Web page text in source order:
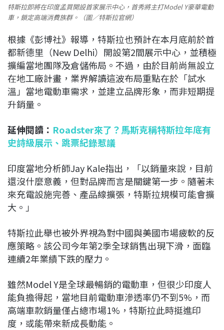
特斯拉即將在印度孟買開設首家展示中心，首秀將主打Model Y豪華電動
車，鎖定高端消費族群。（圖／特斯拉官網）
根據《彭博社》報導，特斯拉也預計在本月底前於首
都新德里（New Delhi）開設第2間展示中心，並積極
擴編當地團隊及倉儲佈局。不過，由於目前尚無設立
在地工廠計畫，業界解讀這波布局重點在於「試水
溫」當地電動車需求，並建立品牌形象，而非短期提
升銷量。
延伸閱讀： Roadster來了？馬斯克稱特斯拉年底有
史詩級展示、跳票紀錄惹議
印度當地分析師Jay Kale指出，「以銷量來說，目前
還沒什麼意義，但對品牌而言是關鍵第一步。隨著未
來充電設施完善、產品線擴張，特斯拉規模可能會擴
大。」
特斯拉此舉也被外界視為對中國與美國市場疲軟的反
應策略。該公司今年第2季全球銷售出現下滑，面臨
連續2年業績下跌的壓力。
雖然Model Y是全球最暢銷的電動車，但很少印度人
能負擔得起，當地目前電動車滲透率仍不到5%，而
高端車款銷量僅占總市場1%，特斯拉此時挺進印
度，或能帶來新成長動能。